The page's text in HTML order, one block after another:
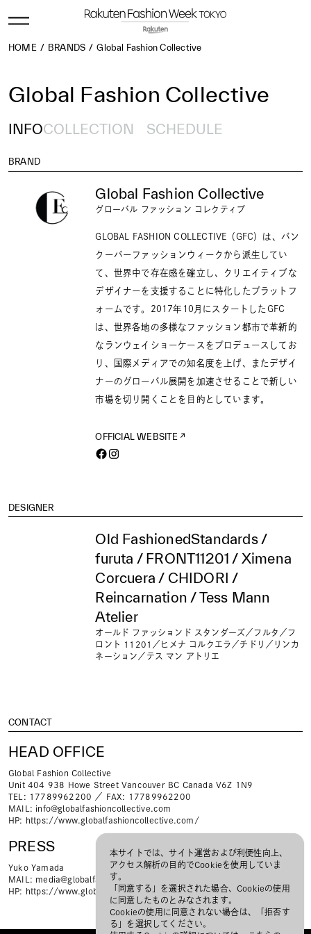
HOME BRANDS Global Fashion Collective
Global Fashion Collective
INFOCOLLECTION SCHEDULE
BRAND
Global Fashion Collective
グローバル ファッション コレクティブ
GLOBAL FASHION COLLECTIVE（GFC）は、バン
クーバーファッションウィークから派生してい
て、世界中で存在感を確立し、クリエイティブな
デザイナーを支援することに特化したプラットフ
ォームです。2017年10月にスタートしたGFC
は、世界各地の多様なファッション都市で革新的
なランウェイショーケースをプロデュースしてお
り、国際メディアでの知名度を上げ、またデザイ
ナーのグローバル展開を加速させることで新しい
市場を切り開くことを目的としています。
OFFICIAL WEBSITE
DESIGNER
Old FashionedStandards /
furuta / FRONT11201 / Ximena
Corcuera / CHIDORI /
Reincarnation / Tess Mann
Atelier
オールド ファッションド スタンダーズ／フルタ／フ
ロント 11201／ヒメナ コルクエラ／チドリ／リンカ
ネーション／テス マン アトリエ
CONTACT
HEAD OFFICE
Global Fashion Collective
Unit 404 938 Howe Street Vancouver BC Canada V6Z 1N9
TEL: 17789962200 ／ FAX: 17789962200
MAIL: info@globalfashioncollective.com
HP: https://www.globalfashioncollective.com/
PRESS
Yuko Yamada
MAIL: media@globalfashioncollective.com
HP: https://www.globalfashioncollective.com/
本サイトでは、サイト運営および利便性向上、
アクセス解析の目的でCookieを使用していま
す。
「同意する」を選択された場合、Cookieの使用
に同意したものとみなされます。
Cookieの使用に同意されない場合は、「拒否す
る」を選択してください。